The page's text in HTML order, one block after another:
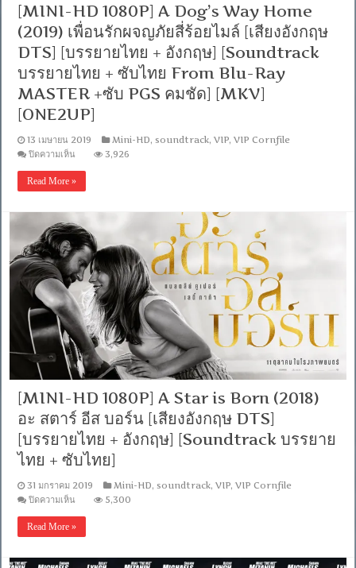
+
อังกฤษ]
[Soundtrack
บรรยาย
ไทย]
[MKV]
[MINI-HD 1080P] A Dog’s Way Home
(2019) เพื่อนรักผจญภัยสี่ร้อยไมล์ [เสียงอังกฤษ
DTS] [บรรยายไทย + อังกฤษ] [Soundtrack
บรรยายไทย + ซับไทย From Blu-Ray
MASTER +ซับ PGS คมชัด] [MKV]
[ONE2UP]
13 เมษายน 2019 Mini-HD, soundtrack,VIP,VIP Cornfile
ปิดความเห็น
1080P]
Dog’s
Way
Home
(2019)
เพื่อน
รัก
ผจญ
ภัย
สี่
ร้อย
ไมล์
[เสียง
อังกฤษ
DTS]
[บรรยาย
ไทย
+
อังกฤษ]
[Soundtrack
บรรยาย
+
ซับ
ไทย
From
Blu-
MASTER
3,926
Read More »
[MINI-HD 1080P] A Star is Born (2018)
อะ สตาร์ อีส บอร์น [เสียงอังกฤษ DTS]
[บรรยายไทย + อังกฤษ] [Soundtrack บรรยาย
ไทย + ซับไทย]
31 มกราคม 2019 Mini-HD, soundtrack,VIP,VIP Cornfile
ปิดความเห็นบน
1080P]
Star
5,300
Read More »